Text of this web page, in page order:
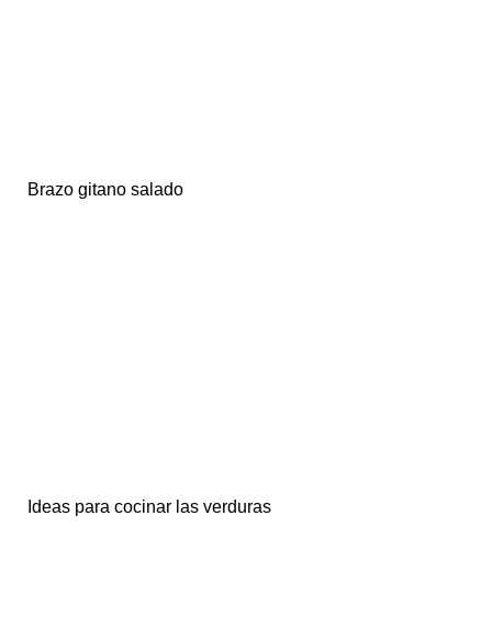
Brazo gitano salado
Ideas para cocinar las verduras